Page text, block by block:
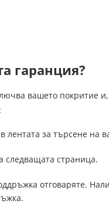
гаранция?
вашето покритие
за търсене на
следващата страница.
отговаряте.